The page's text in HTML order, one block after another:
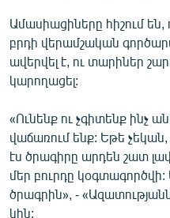
ՁԳՏԵԼՈՎ ԼԱՎԱԳՈՒՅՆԻՆ
ՓՈԴՔԱՍԹ
English
Русский
ՀԵՏԵՎԵՔ ՄԵԶ
Ամասիացիները հիշում
բրդի վերամշական
ավերվել է, ու տարիներ
կարողացել:
«Ունենք ու չգիտենք ինչ
վաճառում ենք: Եթե չեկան,
էս ծրագիրը արդեն շատ
մեր բուրդը կօգտագործվի:
ծրագրին», -
կին: